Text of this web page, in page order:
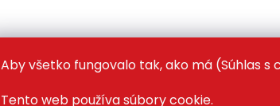
Aby všetko fungovalo tak, ako má (Súhlas s
Tento web používa súbory cookie.
Vrecková píla Chainsaw